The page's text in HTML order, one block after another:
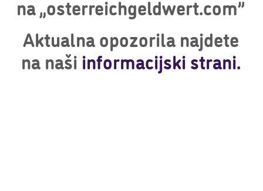
na „osterreichgeldwert.com”
Aktualna opozorila najdete
na naši informacijski strani.